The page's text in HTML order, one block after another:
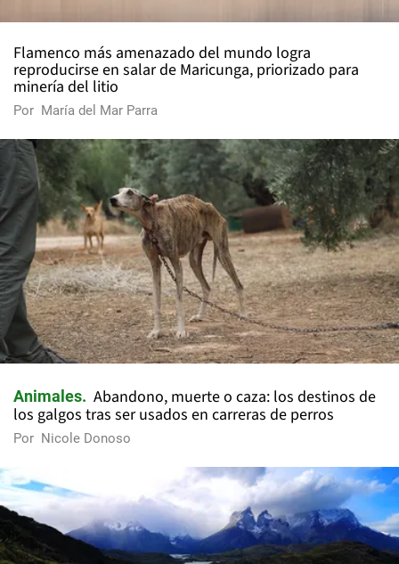
Flamenco más amenazado del mundo logra
reproducirse en salar de Maricunga, priorizado para
minería del litio
Por María del Mar Parra
Animales
Abandono, muerte o caza: los destinos de
los galgos tras ser usados en carreras de perros
Por Nicole Donoso